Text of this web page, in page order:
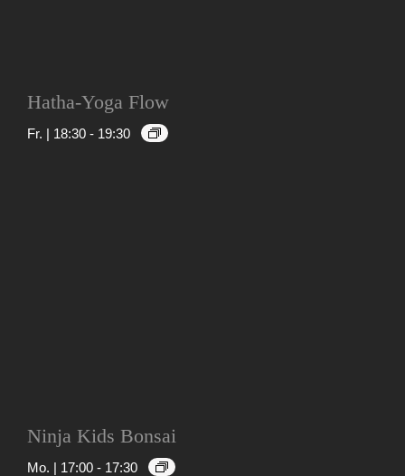
Hatha-Yoga Flow
Fr. | 18:30 - 19:30
Ninja Kids Bonsai
Mo. | 17:00 - 17:30